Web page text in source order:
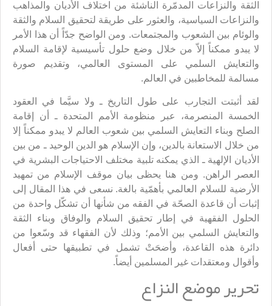
الثقة والنزاعات المدمّرة الناشئة من اختلاف الأديان والمذاهب
والنزاعات السياسية، والعثور على طريقة لتحقيق السلام والثقة
والوئام بين الشعوب والمجتمعات. ومن الواضح جدّاً أن هذا الأمر
لا يبدو ممكناً إلاّ من خلال وضع حلول تأسيسية لإقامة السلام
والتعايش السلمي على المستوى العالمي، وتقديم صورة
مسالمة للمخاطبين في العالم.
لقد أثبتت التجارب على طول التاريخ ـ ولا سيَّما في العقود
الخمسة المنصرمة، عبر منظومة الأمم المتحدة ـ أن إقامة
الصلح وبناء التعايش السلمي بين شعوب العالم لا يبدو ممكناً إلا
من خلال الاستعانة بالدين، وإن الإسلام هو الدين الوحيد ـ من بين
الأديان الإلهية ـ الذي يمكنه تلبية مختلف الاحتياجات البشرية في
العصر الراهن. ومن هنا يحظى بيان موقف الإسلام من تمهيد
الأرضية للسلام العالمي بأهمّية بالغة. نسعى في هذا المقال إلى
إثبات أن قاعدة الصحّة في الفقه من شأنها أن تشكّل واحدة من
الحلول الفقهية في إطار تحقيق السلام والوفاق وبناء الثقة
والتعايش السلمي بين الأمم؛ وذلك لأن الفقهاء قد وسّعوا من
دائرة هذه القاعدة، وأضحَتْ تشمل في تطبيقها حتى أفعال
وأقوال ومعتقدات غير المسلمين أيضاً.
تحرير موضع النزاع